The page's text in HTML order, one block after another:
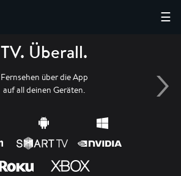
☰
TV. Überall.
Fernsehen über die App
auf all deinen Geräten.